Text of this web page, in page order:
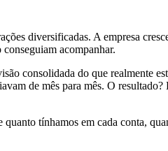
diversificadas. A empresa
acompanhar.
consolidada do que realmente
de mês para mês. O resultado?
tínhamos em cada conta,